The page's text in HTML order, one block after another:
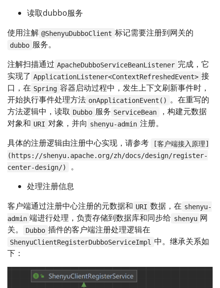
读取dubbo服务
使用注解 @ShenyuDubboClient 标记需要注册到网关的
dubbo 服务。
注解扫描通过 ApacheDubboServiceBeanListener 完成，它
实现了 ApplicationListener<ContextRefreshedEvent> 接
口，在 Spring 容器启动过程中，发生上下文刷新事件时，
开始执行事件处理方法 onApplicationEvent() 。在重写的
方法逻辑中，读取 Dubbo 服务 ServiceBean
，构建元数据
对象和 URI 对象，并向 shenyu-admin 注册。
具体的注册逻辑由注册中心实现，请参考
[客户端接入原理]
(https://shenyu.apache.org/zh/docs/design/register-
center-design/)
。
处理注册信息
客户端通过注册中心注册的元数据和 URI 数据，在 shenyu-
admin 端进行处理，负责存储到数据库和同步给 shenyu 网
关。
Dubbo 插件的客户端注册处理逻辑在
ShenyuClientRegisterDubboServiceImpl 中。继承关系如
下：